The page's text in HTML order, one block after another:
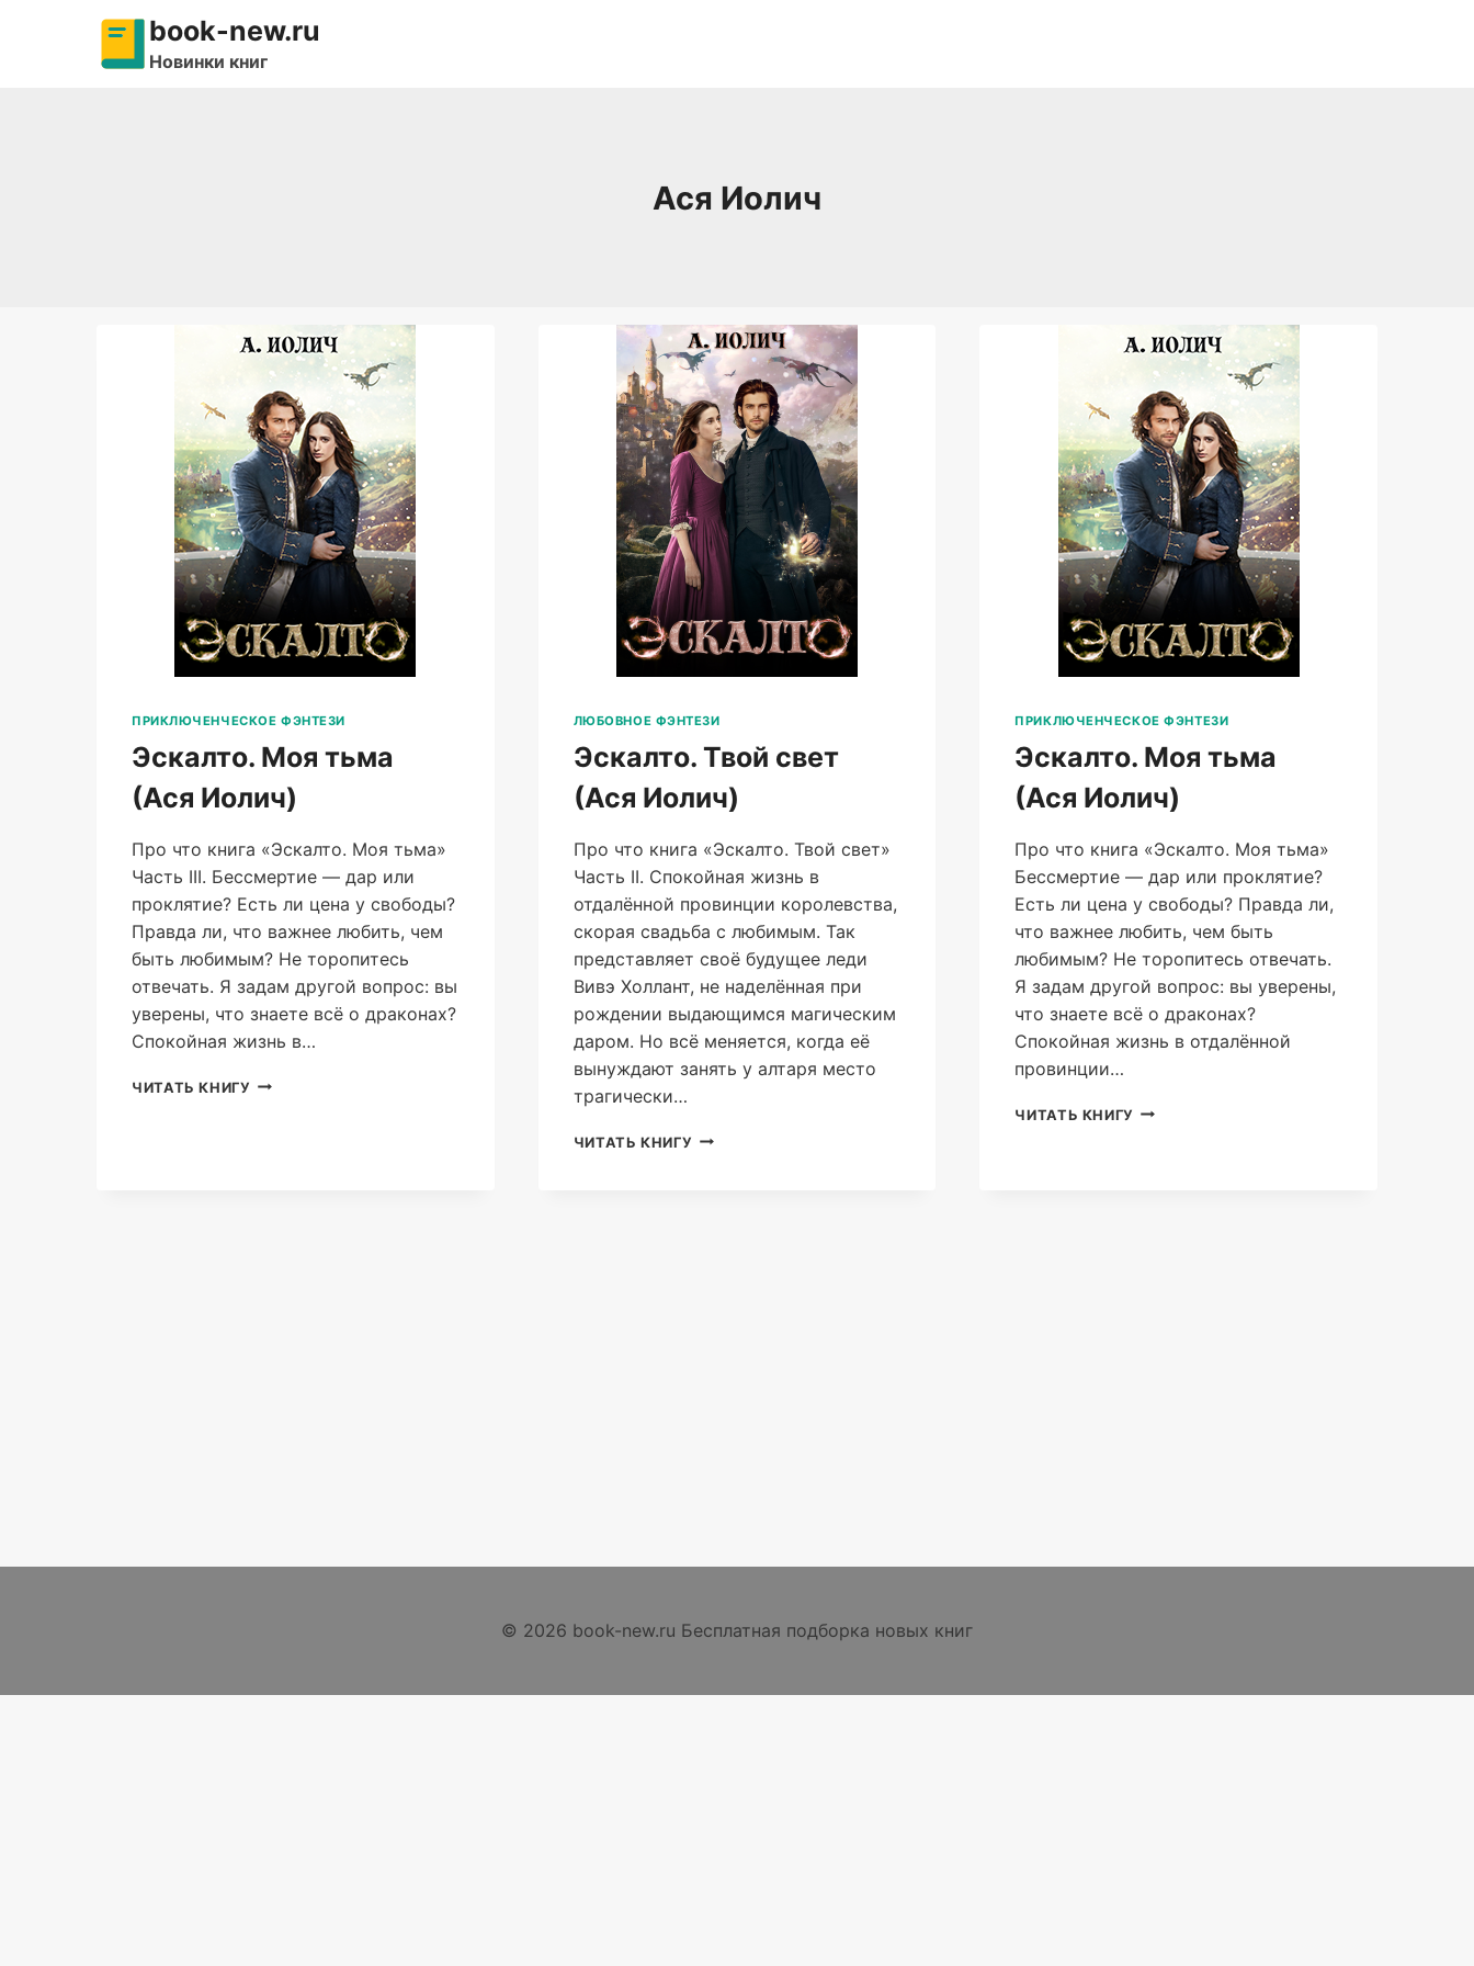
содержимому
book-new.ru
Новинки книг
Ася Иолич
ПРИКЛЮЧЕНЧЕСКОЕ ФЭНТЕЗИ
Эскалто. Моя тьма
(Ася Иолич)
Про что книга «Эскалто. Моя тьма»
Часть III. Бессмертие — дар или
проклятие? Есть ли цена у свободы?
Правда ли, что важнее любить, чем
быть любимым? Не торопитесь
отвечать. Я задам другой вопрос: вы
уверены, что знаете всё о драконах?
Спокойная жизнь в…
ЧИТАТЬ КНИГУ ЭСКАЛТО.
ЛЮБОВНОЕ ФЭНТЕЗИ
Эскалто. Твой свет
(Ася Иолич)
Про что книга «Эскалто. Твой свет»
Часть II. Спокойная жизнь в
отдалённой провинции королевства,
скорая свадьба с любимым. Так
представляет своё будущее леди
Вивэ Холлант, не наделённая при
рождении выдающимся магическим
даром. Но всё меняется, когда её
вынуждают занять у алтаря место
трагически…
ЧИТАТЬ КНИГУ ЭСКАЛТО.
ПРИКЛЮЧЕНЧЕСКОЕ ФЭНТЕЗИ
Эскалто. Моя тьма
(Ася Иолич)
Про что книга «Эскалто. Моя тьма»
Бессмертие — дар или проклятие?
Есть ли цена у свободы? Правда ли,
что важнее любить, чем быть
любимым? Не торопитесь отвечать.
Я задам другой вопрос: вы уверены,
что знаете всё о драконах?
Спокойная жизнь в отдалённой
провинции…
ЧИТАТЬ КНИГУ ЭСКАЛТО.
© 2026 book-new.ru Бесплатная подборка новых книг